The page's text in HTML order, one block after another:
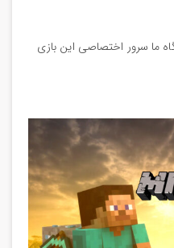
ما سرور اختصاصی این بازی